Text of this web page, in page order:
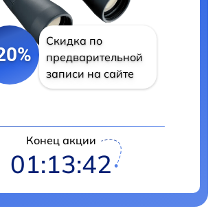
Скидка по
предварительной
записи на сайте
Конец акции
01:13:42